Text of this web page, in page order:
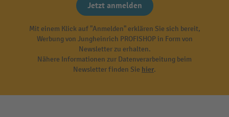
Jetzt anmelden
Mit einem Klick auf "Anmelden" erklären Sie sich bereit,
Werbung von Jungheinrich PROFISHOP in Form von
Newsletter zu erhalten.
Nähere Informationen zur Datenverarbeitung beim
Newsletter finden Sie hier.